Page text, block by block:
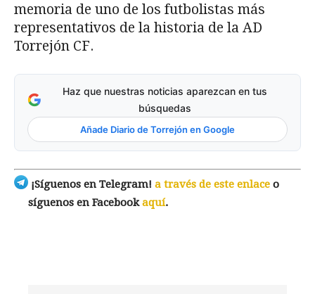
memoria de uno de los futbolistas más
representativos de la historia de la AD
Torrejón CF.
Haz que nuestras noticias aparezcan en tus
búsquedas
Añade Diario de Torrejón en Google
¡Síguenos en Telegram! a través de este enlace o
síguenos en Facebookaquí.